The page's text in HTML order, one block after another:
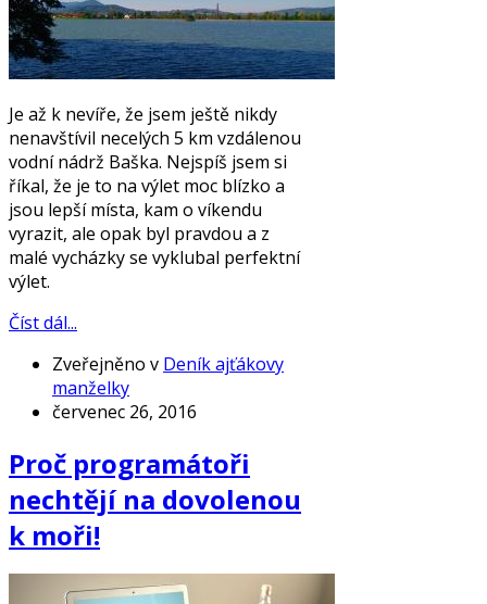
Je až k nevíře, že jsem ještě nikdy
nenavštívil necelých 5 km vzdálenou
vodní nádrž Baška. Nejspíš jsem si
říkal, že je to na výlet moc blízko a
jsou lepší místa, kam o víkendu
vyrazit, ale opak byl pravdou a z
malé vycházky se vyklubal perfektní
výlet.
Číst dál...
Zveřejněno v Deník ajťákovy
manželky
červenec 26, 2016
Proč programátoři
nechtějí na dovolenou
k moři!